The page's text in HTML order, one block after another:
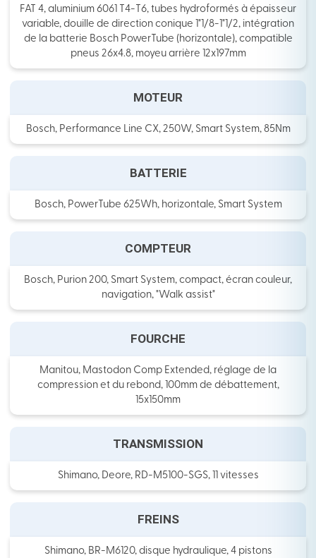
FAT 4, aluminium 6061 T4-T6, tubes hydroformés à épaisseur
variable, douille de direction conique 1"1/8-1"1/2, intégration
de la batterie Bosch PowerTube (horizontale), compatible
pneus 26x4.8, moyeu arrière 12x197mm
MOTEUR
Bosch, Performance Line CX, 250W, Smart System, 85Nm
BATTERIE
Bosch, PowerTube 625Wh, horizontale, Smart System
COMPTEUR
Bosch, Purion 200, Smart System, compact, écran couleur,
navigation, "Walk assist"
FOURCHE
Manitou, Mastodon Comp Extended, réglage de la
compression et du rebond, 100mm de débattement,
15x150mm
TRANSMISSION
Shimano, Deore, RD-M5100-SGS, 11 vitesses
FREINS
Shimano, BR-M6120, disque hydraulique, 4 pistons